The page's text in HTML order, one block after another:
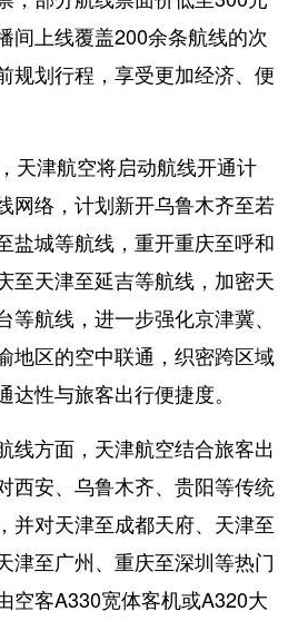
间上线覆盖200余条航线的次
规划行程，享受更加经济、便
津航空将启动航线开通计
网络，计划新开乌鲁木齐至若
盐城等航线，重开重庆至呼和
至天津至延吉等航线，加密天
航线，进一步强化京津冀、
地区的空中联通，织密跨区域
性与旅客出行便捷度。
方面，天津航空结合旅客出
西安、乌鲁木齐、贵阳等传统
并对天津至成都天府、天津至
津至广州、重庆至深圳等热门
空客A330宽体客机或A320大